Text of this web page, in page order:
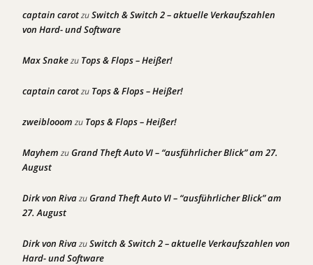
captain carotzuSwitch & Switch 2 – aktuelle Verkaufszahlen
von Hard- und Software
Max Snakezu Tops & Flops – Heißer!
captain carotzu Tops & Flops – Heißer!
zweiblooom zu Tops & Flops – Heißer!
Mayhem zuGrand Theft Auto VI – “ausführlicher Blick” am 27.
August
Dirk von RivazuGrand Theft Auto VI – “ausführlicher Blick” am
27. August
Dirk von RivazuSwitch & Switch 2 – aktuelle Verkaufszahlen von
Hard- und Software